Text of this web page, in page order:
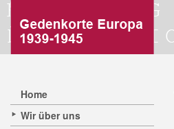
Home
Wir über uns